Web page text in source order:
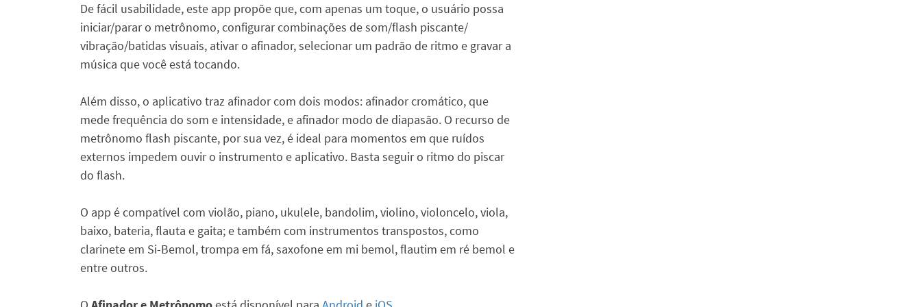
De fácil usabilidade, este app propõe que, com apenas um toque, o usuário possa
iniciar/parar o metrônomo, configurar combinações de som/flash piscante/
vibração/batidas visuais, ativar o afinador, selecionar um padrão de ritmo e gravar a
música que você está tocando.
Além disso, o aplicativo traz afinador com dois modos: afinador cromático, que
mede frequência do som e intensidade, e afinador modo de diapasão. O recurso de
metrônomo flash piscante, por sua vez, é ideal para momentos em que ruídos
externos impedem ouvir o instrumento e aplicativo. Basta seguir o ritmo do piscar
do flash.
O app é compatível com violão, piano, ukulele, bandolim, violino, violoncelo, viola,
baixo, bateria, flauta e gaita; e também com instrumentos transpostos, como
clarinete em Si-Bemol, trompa em fá, saxofone em mi bemol, flautim em ré bemol e
entre outros.